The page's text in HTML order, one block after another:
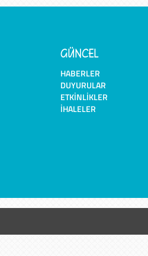
GÜNCEL
HABERLER
DUYURULAR
ETKINLIKLER
İHALELER